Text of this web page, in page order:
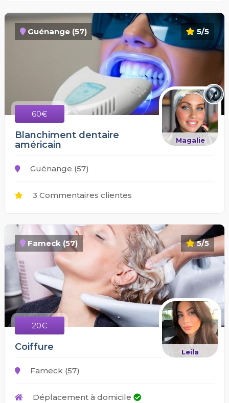
5/5
Guénange (57)
60€
Magalie
Blanchiment dentaire
américain
Guénange (57)
3 Commentaires clientes
5/5
Fameck (57)
20€
Leila
Coiffure
Fameck (57)
Déplacement à domicile